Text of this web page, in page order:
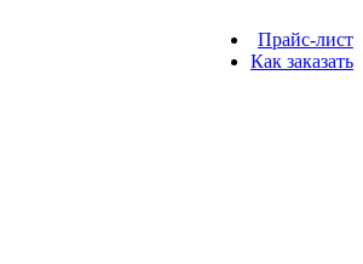
Прайс-лист
Как заказать